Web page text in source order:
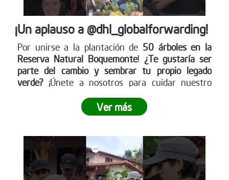
¡Un aplauso a @dhl_globalforwarding!
Por unirse a la plantación de 50 árboles en la
Reserva Natural Boquemonte! ¿Te gustaría ser
parte del cambio y sembrar tu propio legado
verde?¡Únete a nosotros para cuidar nuestro
www.reddearboles.orgVer más